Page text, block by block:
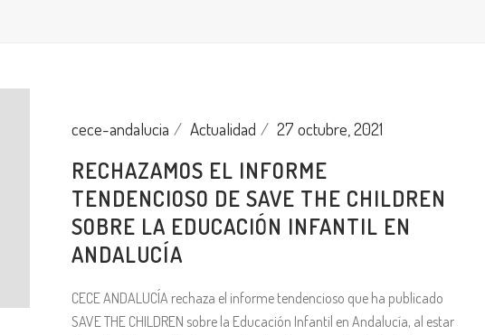
cece-andalucia Actualidad 27 octubre, 2021
RECHAZAMOS EL INFORME
TENDENCIOSO DE SAVE THE CHILDREN
SOBRE LA EDUCACIÓN INFANTIL EN
ANDALUCÍA
CECE ANDALUCÍA rechaza el informe tendencioso que ha publicado
SAVE THE CHILDREN sobre la Educación Infantil en Andalucía, al estar